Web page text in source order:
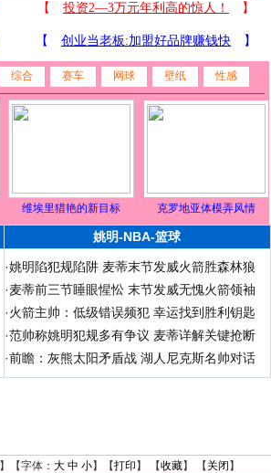
综合 赛车 网球 壁纸 性感
维埃里猎艳的新目标 克罗地亚体模弄风情
姚明-NBA-篮球
·姚明陷犯规陷阱 麦蒂末节发威火箭胜森林狼
·麦蒂前三节睡眼惺忪 末节发威无愧火箭领袖
·火箭主帅：低级错误频犯 幸运找到胜利钥匙
·范帅称姚明犯规多有争议 麦蒂详解关键抢断
·前瞻：灰熊太阳矛盾战 湖人尼克斯名帅对话
】【字体： 大 中 小】【打印 】 【收藏】 【 关闭 】